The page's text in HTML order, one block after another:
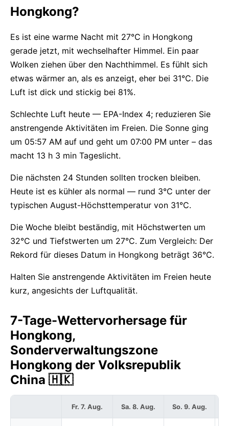
Hongkong?
Es ist eine warme Nacht mit 27°C in Hongkong
gerade jetzt, mit wechselhafter Himmel. Ein paar
Wolken ziehen über den Nachthimmel. Es fühlt sich
etwas wärmer an, als es anzeigt, eher bei 31°C. Die
Luft ist dick und stickig bei 81%.
Schlechte Luft heute — EPA-Index 4; reduzieren Sie
anstrengende Aktivitäten im Freien. Die Sonne ging
um 05:57 AM auf und geht um 07:00 PM unter – das
macht 13 h 3 min Tageslicht.
Die nächsten 24 Stunden sollten trocken bleiben.
Heute ist es kühler als normal — rund 3°C unter der
typischen August-Höchsttemperatur von 31°C.
Die Woche bleibt beständig, mit Höchstwerten um
32°C und Tiefstwerten um 27°C. Zum Vergleich: Der
Rekord für dieses Datum in Hongkong beträgt 36°C.
Halten Sie anstrengende Aktivitäten im Freien heute
kurz, angesichts der Luftqualität.
7-Tage-Wettervorhersage für
Hongkong,
Sonderverwaltungszone
Hongkong der Volksrepublik
China 🇭🇰
Fr. 7. Aug. Sa. 8. Aug. So. 9. Aug.